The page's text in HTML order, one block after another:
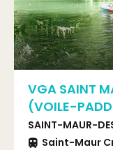
VGA SAINT
(VOILE-
SAINT-MAUR-
Saint-Maur